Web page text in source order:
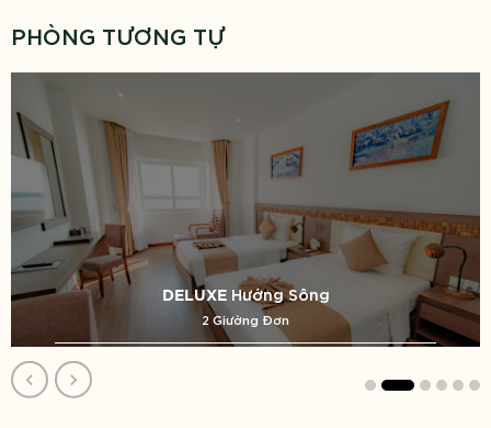
PHÒNG TƯƠNG TỰ
DELUXEHướng Sông
1 Giường Đôi